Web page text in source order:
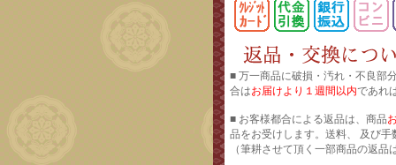
■ 万一商品に破損・汚れ・不良部
合はお届けより１週間以内であれ
■ お客様都合による返品は、商品
品をお受けします。送料、 及び
（筆耕させて頂く一部商品の返品